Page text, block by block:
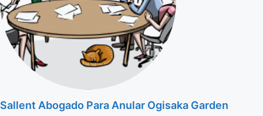
Sallent Abogado Para Anular Ogisaka Garden